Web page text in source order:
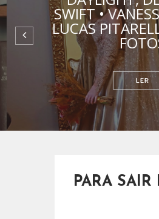
SWIFT •
LUCAS
FOTOS
PARA